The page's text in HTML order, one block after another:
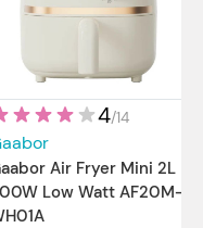
4/14
Air Fryer Mini 2L
Low Watt AF20M-